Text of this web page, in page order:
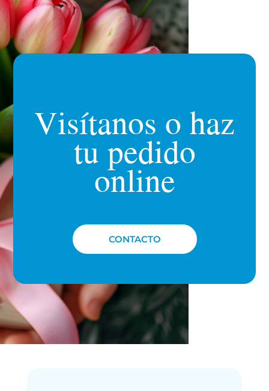
Visítanos o haz
tu pedido
online
CONTACTO